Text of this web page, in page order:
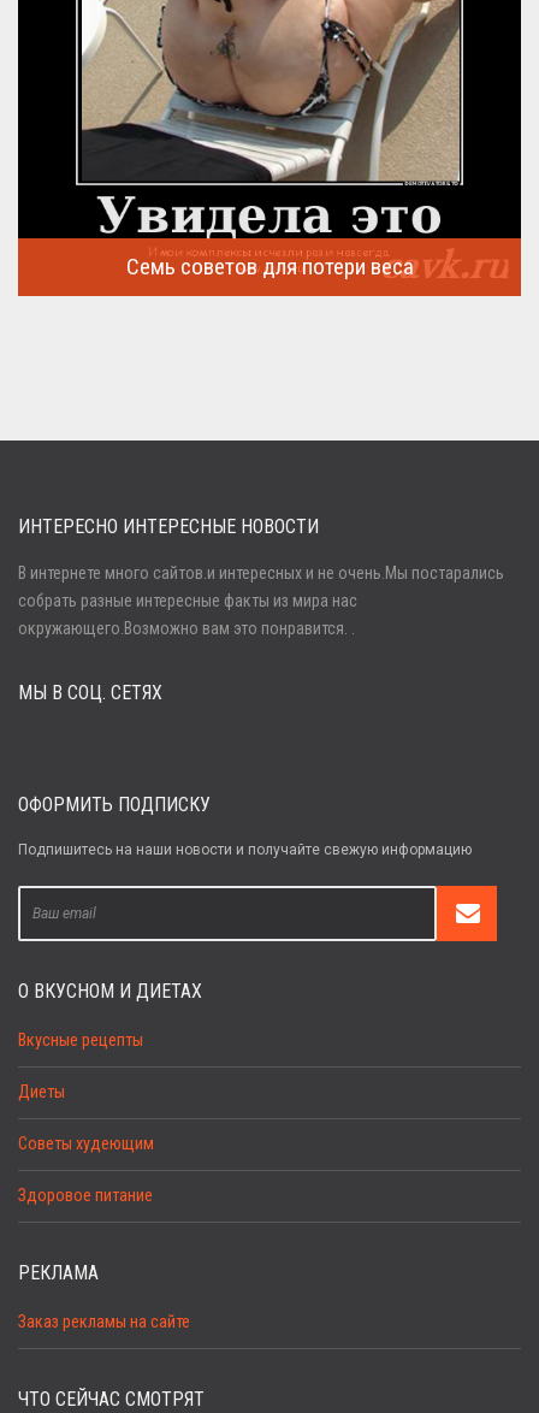
Семь советов для потери веса
Войти
Забыли пароль?
ИНТЕРЕСНО ИНТЕРЕСНЫЕ НОВОСТИ
В интернете много сайтов.и интересных и не очень.Мы постарались
собрать разные интересные факты из мира нас
окружающего.Возможно вам это понравится. .
МЫ В СОЦ. СЕТЯХ
ОФОРМИТЬ ПОДПИСКУ
Подпишитесь на наши новости и получайте свежую информацию
О ВКУСНОМ И ДИЕТАХ
Вкусные рецепты
Диеты
Советы худеющим
Здоровое питание
РЕКЛАМА
Заказ рекламы на сайте
ЧТО СЕЙЧАС СМОТРЯТ